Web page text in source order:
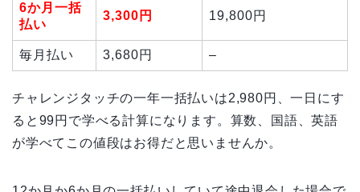
6か月一括
払い
3,300 円 19,800円
毎月払い 3,680円 –
チャレンジタッチの一年一括払いは2,980円、一日にす
ると99円で学べる計算になります。算数、国語、英語
が学べてこの値段はお得だと思いませんか。